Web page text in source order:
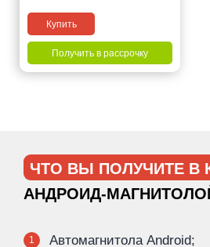
Купить
Получить в рассрочку
ЧТО ВЫ ПОЛУЧИТЕ В
АНДРОИД-
1 Автомагнитола Android;